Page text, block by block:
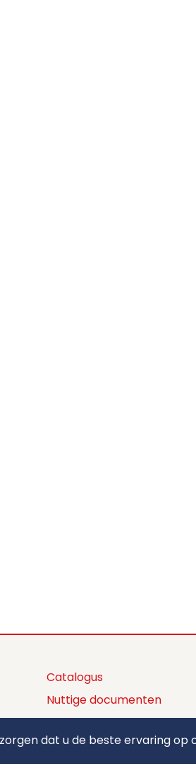
Catalogus
Nuttige documenten
Privacy policy
Algemene voorwaarden
dat u de beste ervaring op